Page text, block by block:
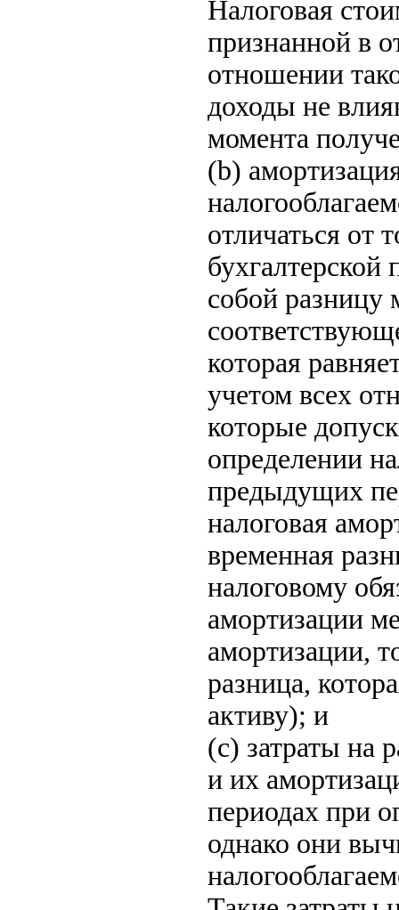
Налоговая
признанной в
отношении
доходы не
момента
(b)
отличаться от
собой разницу
которая
учетом всех
которые
определении
предыдущих
налоговая
временная
налоговому
амортизации
амортизации,
разница,
активу); и
(c) затраты на
и их
периодах при
однако они